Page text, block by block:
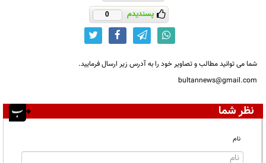
پسندیدم 0
شما می توانید مطالب و تصاویر خود را به آدرس زیر ارسال فرمایید.
bultannews@gmail.com
نظر شما
نام